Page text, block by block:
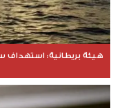
هيئة بريطانية: استهداف